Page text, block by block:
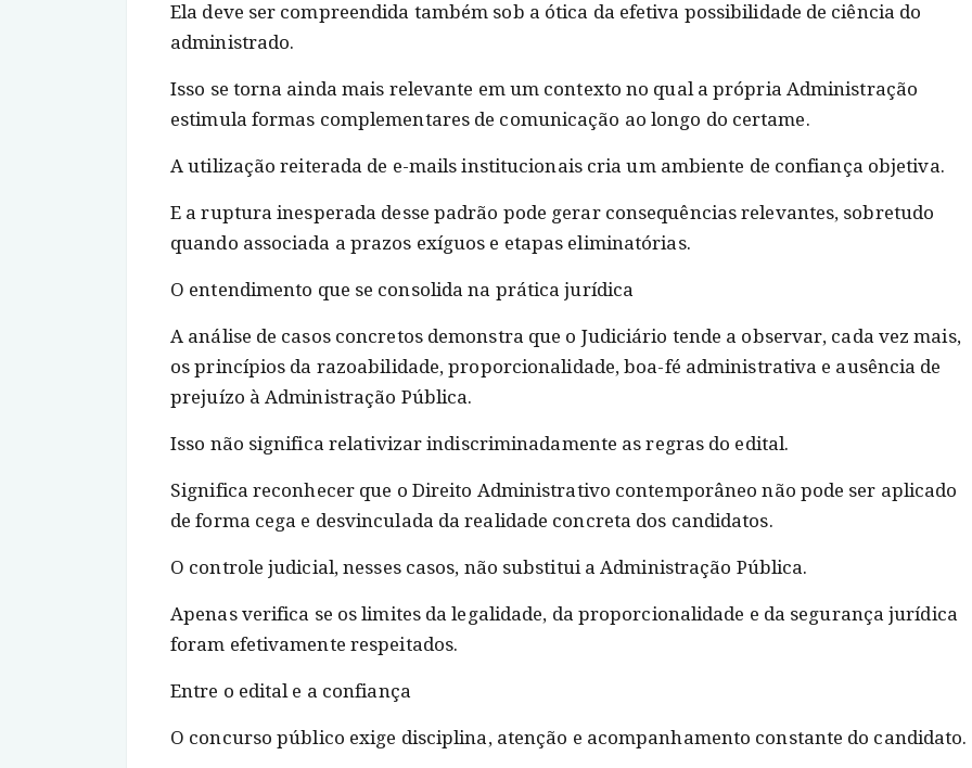
Ela deve ser compreendida também sob a ótica da efetiva possibilidade de ciência do
administrado.
Isso se torna ainda mais relevante em um contexto no qual a própria Administração
estimula formas complementares de comunicação ao longo do certame.
A utilização reiterada de e-mails institucionais cria um ambiente de confiança objetiva.
E a ruptura inesperada desse padrão pode gerar consequências relevantes, sobretudo
quando associada a prazos exíguos e etapas eliminatórias.
O entendimento que se consolida na prática jurídica
A análise de casos concretos demonstra que o Judiciário tende a observar, cada vez mais,
os princípios da razoabilidade, proporcionalidade, boa-fé administrativa e ausência de
prejuízo à Administração Pública.
Isso não significa relativizar indiscriminadamente as regras do edital.
Significa reconhecer que o Direito Administrativo contemporâneo não pode ser aplicado
de forma cega e desvinculada da realidade concreta dos candidatos.
O controle judicial, nesses casos, não substitui a Administração Pública.
Apenas verifica se os limites da legalidade, da proporcionalidade e da segurança jurídica
foram efetivamente respeitados.
Entre o edital e a confiança
O concurso público exige disciplina, atenção e acompanhamento constante do candidato.